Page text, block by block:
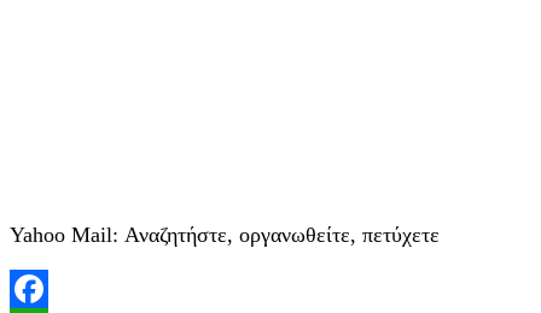
Yahoo Mail: Αναζητήστε, οργανωθείτε, πετύχετε